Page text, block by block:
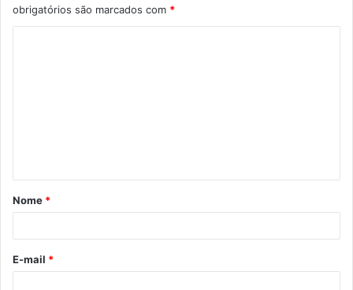
obrigatórios são marcados com *
á
r
*
Nome *
E-mail *